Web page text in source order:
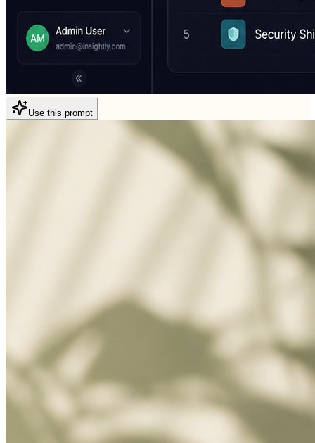
Use this prompt